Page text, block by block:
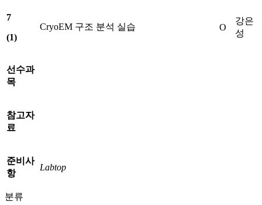
7
(1)
CryoEM 구조 분석 실습 O
강은
성
선수과
목
참고자
료
준비사
항
Labtop
분류